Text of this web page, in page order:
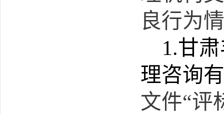
良行为
1.甘
理咨询
文件“评